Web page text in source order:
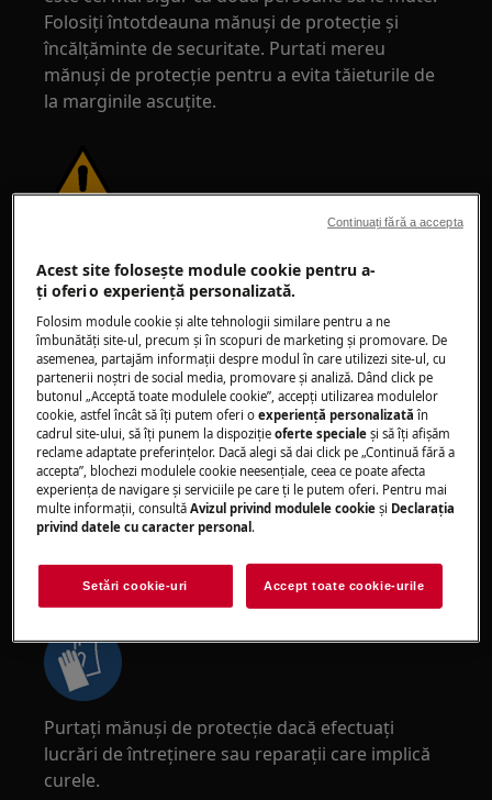
Folosiți întotdeauna mănuși de protecție și
încălțăminte de securitate. Purtati mereu
mănuși de protecție pentru a evita tăieturile de
la marginile ascuțite.
Purtați ochelari de protecție dacă efectuați
lucrări de întreținere sau reparații care implică
arcuri.
ATENȚIE!RISC DE STRIVIRE
Purtați mănuși de protecție dacă efectuați
lucrări de întreținere sau reparații care implică
curele.
Acest site folosește module cookie pentru a-
ţi oferi o experienţă personalizată.
Folosim module cookie și alte tehnologii similare pentru a ne
îmbunătăţi site-ul, precum și în scopuri de marketing și promovare. De
asemenea, partajăm informaţii despre modul în care utilizezi site-ul, cu
partenerii noștri de social media, promovare și analiză. Dând click pe
butonul „Acceptă toate modulele cookie”, accepţi utilizarea modulelor
cookie, astfel încât să îţi putem oferi oexperienţă personalizată în
cadrul site-ului, să îţi punem la dispoziţieoferte speciale și să îţi afișăm
reclame adaptate preferinţelor. Dacă alegi să dai click pe „Continuă fără a
accepta”, blochezi modulele cookie neesenţiale, ceea ce poate afecta
experienţa de navigare și serviciile pe care ţi le putem oferi. Pentru mai
multe informaţii, consultăAvizul privind modulele cookie și Declaraţia
privind datele cu caracter personal .
Setări cookie-uri Accept toate cookie-urile
Continuați fără a accepta